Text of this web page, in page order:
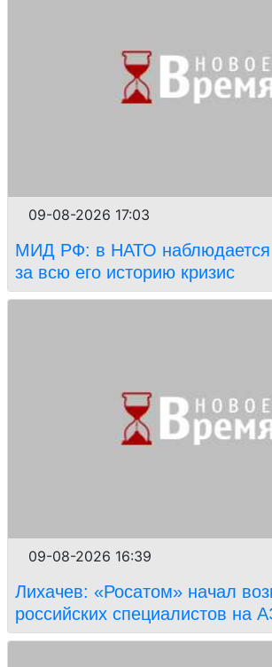
09-08-2026 17:03
МИД РФ: в НАТО наблюдается
за всю его историю кризис
09-08-2026 16:39
Лихачев: «Росатом» начал
российских специалистов на